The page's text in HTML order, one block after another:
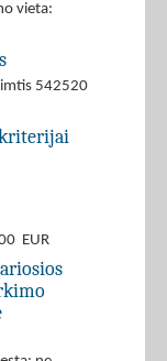
vieta:
542520
EUR